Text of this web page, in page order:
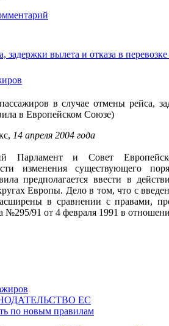
задержки вылета и отказа в
в случае отмены рейса,
в Европейском Союзе)
14 апреля 2004 года
Парламент и Совет
изменения существующего
предполагается ввести в
Европы. Дело в том, что с
в сравнении с правами,
91 от 4 февраля 1991 в
ЕС
по новым правилам